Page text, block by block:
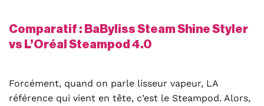
Comparatif : BaByliss Steam Shine Styler
vs L’Oréal Steampod 4.0
Forcément, quand on parle lisseur vapeur, LA
référence qui vient en tête, c’est le Steampod. Alors,